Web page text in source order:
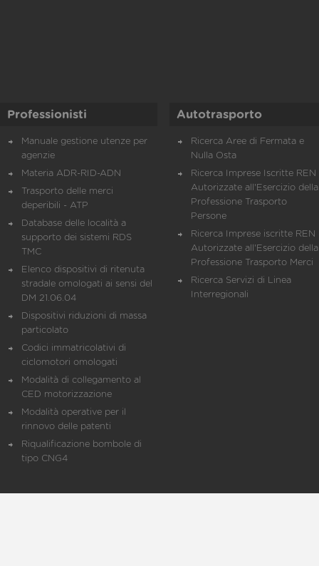
Professionisti
Manuale gestione utenze per
agenzie
Materia ADR-RID-ADN
Trasporto delle merci
deperibili - ATP
Database delle località a
supporto dei sistemi RDS
TMC
Elenco dispositivi di ritenuta
stradale omologati ai sensi del
DM 21.06.04
Dispositivi riduzioni di massa
particolato
Codici immatricolativi di
ciclomotori omologati
Modalità di collegamento al
CED motorizzazione
Modalità operative per il
rinnovo delle patenti
Riqualificazione bombole di
tipo CNG4
Autotrasporto
Ricerca Aree di Fermata e
Nulla Osta
Ricerca Imprese Iscritte REN
Autorizzate all'Esercizio della
Professione Trasporto
Persone
Ricerca Imprese iscritte REN
Autorizzate all'Esercizio della
Professione Trasporto Merci
Ricerca Servizi di Linea
Interregionali